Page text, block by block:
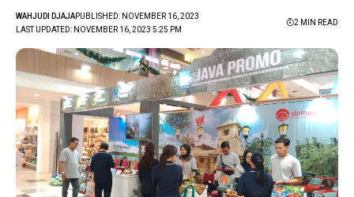
LAST UPDATED: NOVEMBER 16, 2023 5:25 PM
WAHJUDI DJAJAPUBLISHED: NOVEMBER 16, 2023
2 MIN READ